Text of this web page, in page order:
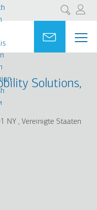
Suche
Ask for
Solutions,
NY Vereinigte Staaten
Portal